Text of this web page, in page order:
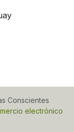
Conscientes
electrónico